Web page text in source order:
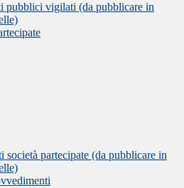
pubblici vigilati (da pubblicare in
società partecipate (da pubblicare in